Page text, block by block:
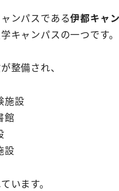
ンパスである伊都キャ
キャンパスの一つです。
整備され、
施設
館
設
います。